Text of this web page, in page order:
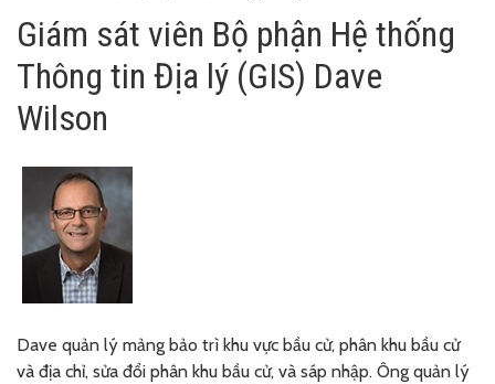
Giám sát viên Bộ phận Hệ thống
Thông tin Địa lý (GIS) Dave
Wilson
Dave quản lý mảng bảo trì khu vực bầu cử, phân khu bầu cử
và địa chỉ, sửa đổi phân khu bầu cử, và sáp nhập. Ông quản lý